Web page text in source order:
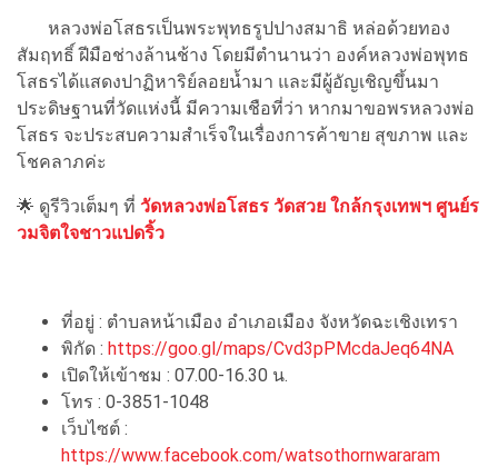
หลวงพ่อโสธรเป็นพระพุทธรูปปางสมาธิ หล่อด้วยทอง
สัมฤทธิ์ ฝีมือช่างล้านช้าง โดยมีตำนานว่า องค์หลวงพ่อพุทธ
โสธรได้แสดงปาฏิหาริย์ลอยน้ำมา และมีผู้อัญเชิญขึ้นมา
ประดิษฐานที่วัดแห่งนี้ มีความเชือที่ว่า หากมาขอพรหลวงพ่อ
โสธร จะประสบความสำเร็จในเรื่องการค้าขาย สุขภาพ และ
โชคลาภค่ะ
🌟 ดูรีวิวเต็มๆ ที่ วัดหลวงพ่อโสธร วัดสวย ใกล้กรุงเทพฯ ศูนย์ร
วมจิตใจชาวแปดริ้ว
ที่อยู่ : ตำบลหน้าเมือง อำเภอเมือง จังหวัดฉะเชิงเทรา
พิกัด : https://goo.gl/maps/Cvd3pPMcdaJeq64NA
เปิดให้เข้าชม : 07.00-16.30 น.
โทร : 0-3851-1048
เว็บไซต์ :
https://www.facebook.com/watsothornwararam